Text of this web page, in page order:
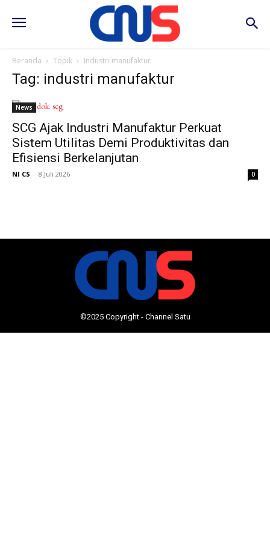
Beranda Topik Industri manufaktur
Tag: industri manufaktur
News
SCG Ajak Industri Manufaktur Perkuat
Sistem Utilitas Demi Produktivitas dan
Efisiensi Berkelanjutan
NI CS - 8 Juli 2026 0
©2025 Copyright - Channel Satu